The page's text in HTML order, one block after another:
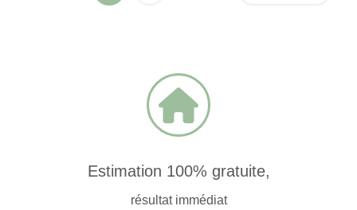
publications
Estimation 100% gratuite,
résultat immédiat